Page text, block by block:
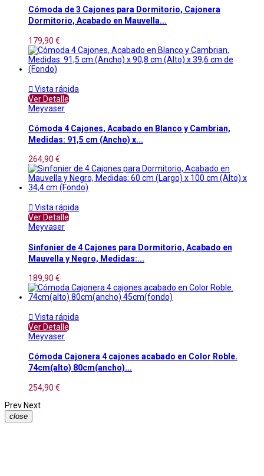
Cómoda de 3 Cajones para Dormitorio, Cajonera
Dormitorio, Acabado en Mauvella...
179,90 €
 Vista rápida
Ver Detalle
Meyvaser
Cómoda 4 Cajones, Acabado en Blanco y Cambrian,
Medidas: 91,5 cm (Ancho) x...
264,90 €
 Vista rápida
Ver Detalle
Meyvaser
Sinfonier de 4 Cajones para Dormitorio, Acabado en
Mauvella y Negro, Medidas:...
189,90 €
 Vista rápida
Ver Detalle
Meyvaser
Cómoda Cajonera 4 cajones acabado en Color Roble.
74cm(alto) 80cm(ancho)...
254,90 €
Prev Next
close